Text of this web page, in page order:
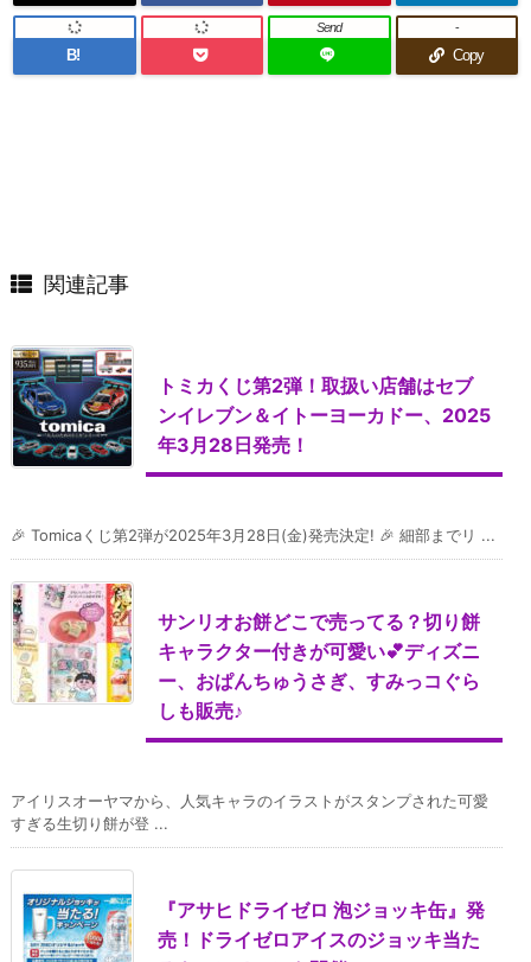
B!
Send
Copy
-
関連記事
トミカくじ第2弾！取扱い店舗はセブ
ンイレブン＆イトーヨーカドー、2025
年3月28日発売！
🎉 Tomicaくじ第2弾が2025年3月28日(金)発売決定! 🎉 細部までリ ...
サンリオお餅どこで売ってる？切り餅
キャラクター付きが可愛い💕ディズニ
ー、おぱんちゅうさぎ、すみっコぐら
しも販売♪
アイリスオーヤマから、人気キャラのイラストがスタンプされた可愛
すぎる生切り餅が登 ...
『アサヒドライゼロ 泡ジョッキ缶』発
売！ドライゼロアイスのジョッキ当た